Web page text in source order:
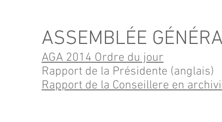
ASSEMBLÉE
AGA 2014 Ordre du jour
Rapport de la Présidente (anglais)
Rapport de la Conseillere en